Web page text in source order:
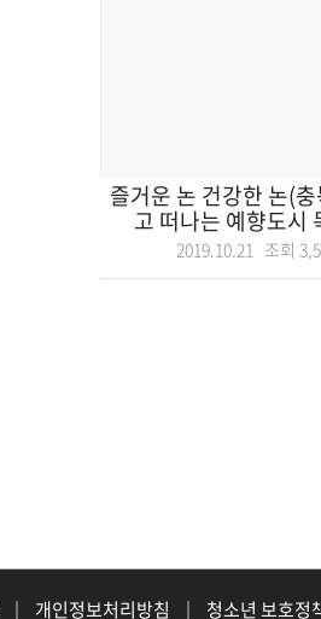
즐거운 논 건강한 논(
고 떠나는 예향도시
2019.10.21 조회
| 개인정보처리방침 |
청소년 보호정